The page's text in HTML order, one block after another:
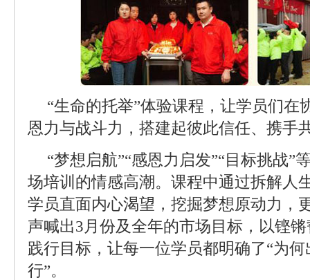
“生命的托举”体验课程，让学员们在
恩力与战斗力，搭建起彼此信任、携手
“梦想启航”“感恩力启发”“目标挑战”
场培训的情感高潮。课程中通过拆解人
学员直面内心渴望，挖掘梦想原动力，
声喊出3月份及全年的市场目标，以铿
践行目标，让每一位学员都明确了“为
行”。